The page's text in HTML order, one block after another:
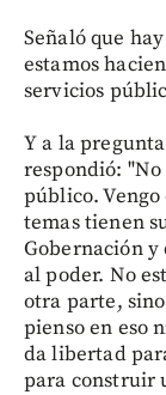
Señaló que
estamos
servicios
Y a la
respondió:
público.
temas tienen
Gobernación y
al poder. No
otra parte,
pienso en eso
da libertad
para construir